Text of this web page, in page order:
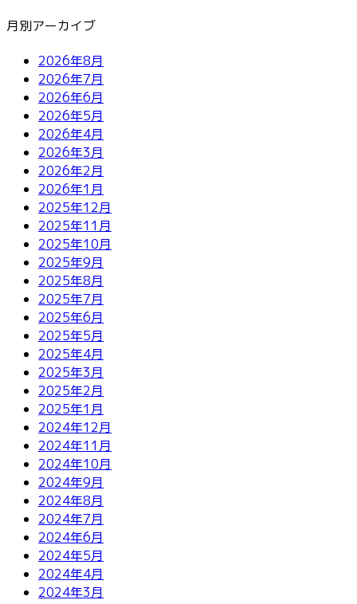
月別アーカイブ
2026年8月
2026年7月
2026年6月
2026年5月
2026年4月
2026年3月
2026年2月
2026年1月
2025年12月
2025年11月
2025年10月
2025年9月
2025年8月
2025年7月
2025年6月
2025年5月
2025年4月
2025年3月
2025年2月
2025年1月
2024年12月
2024年11月
2024年10月
2024年9月
2024年8月
2024年7月
2024年6月
2024年5月
2024年4月
2024年3月